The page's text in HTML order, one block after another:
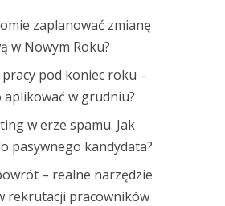
zaplanować zmianę
w Nowym Roku?
pod koniec roku –
aplikować w grudniu?
w erze spamu. Jak
pasywnego kandydata?
– realne narzędzie
rekrutacji pracowników